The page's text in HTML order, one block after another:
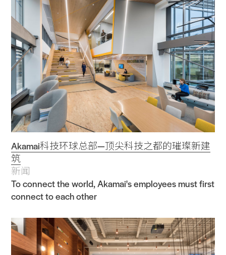
Akamai科技环球总部—顶尖科技之都的璀璨新建
筑
新闻
To connect the world, Akamai's employees must first
connect to each other